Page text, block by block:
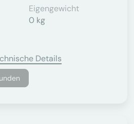
Eigengewicht
0 kg
Details